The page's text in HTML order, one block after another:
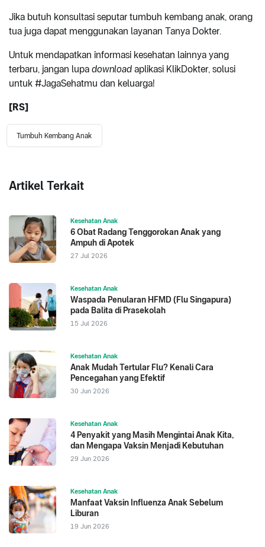
Jika butuh konsultasi seputar tumbuh kembang anak, orang
tua juga dapat menggunakan layanan Tanya Dokter.
Untuk mendapatkan informasi kesehatan lainnya yang
terbaru, jangan lupa download aplikasi KlikDokter, solusi
untuk #JagaSehatmu dan keluarga!
[RS]
Tumbuh Kembang Anak
Artikel Terkait
Kesehatan Anak
6 Obat Radang Tenggorokan Anak yang
Ampuh di Apotek
27 Jul 2026
Kesehatan Anak
Waspada Penularan HFMD (Flu Singapura)
pada Balita di Prasekolah
15 Jul 2026
Kesehatan Anak
Anak Mudah Tertular Flu? Kenali Cara
Pencegahan yang Efektif
30 Jun 2026
Kesehatan Anak
4 Penyakit yang Masih Mengintai Anak Kita,
dan Mengapa Vaksin Menjadi Kebutuhan
29 Jun 2026
Kesehatan Anak
Manfaat Vaksin Influenza Anak Sebelum
Liburan
19 Jun 2026